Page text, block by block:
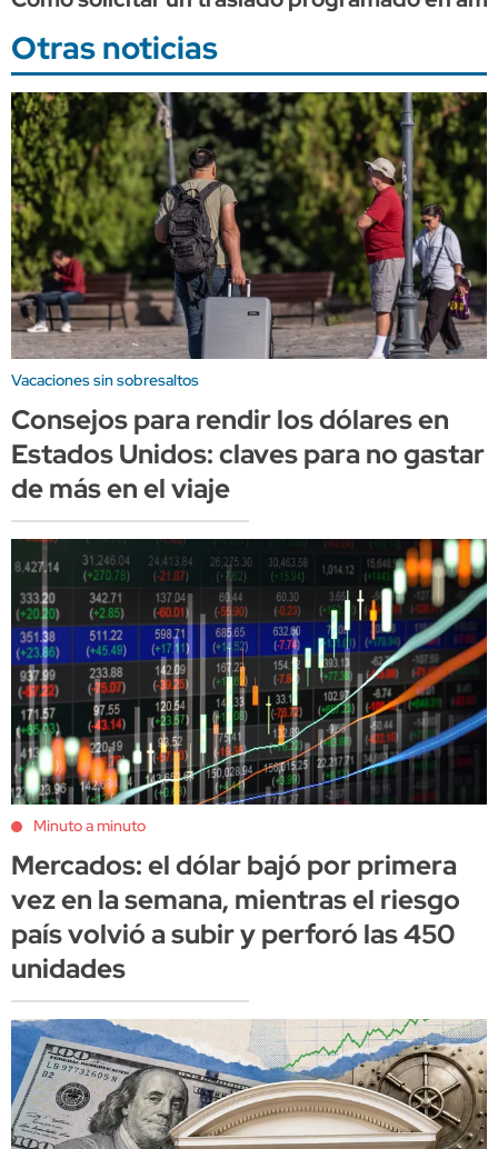
Otras noticias
Vacaciones sin sobresaltos
Consejos para rendir los dólares en
Estados Unidos: claves para no gastar
de más en el viaje
Minuto a minuto
Mercados: el dólar bajó por primera
vez en la semana, mientras el riesgo
país volvió a subir y perforó las 450
unidades